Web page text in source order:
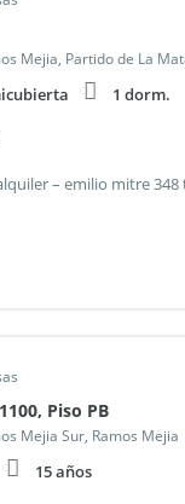
Mejia, Partido de La
1 dorm.
Piso PB
Mejia Sur, Ramos Mejia
15 años